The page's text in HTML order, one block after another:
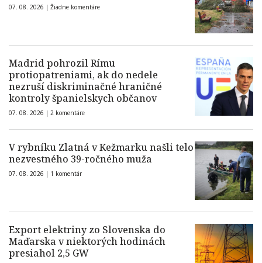
07. 08. 2026 | Žiadne komentáre
Madrid pohrozil Rímu
protiopatreniami, ak do nedele
nezruší diskriminačné hraničné
kontroly španielskych občanov
07. 08. 2026 | 2 komentáre
V rybníku Zlatná v Kežmarku našli telo
nezvestného 39-ročného muža
07. 08. 2026 | 1 komentár
Export elektriny zo Slovenska do
Maďarska v niektorých hodinách
presiahol 2,5 GW